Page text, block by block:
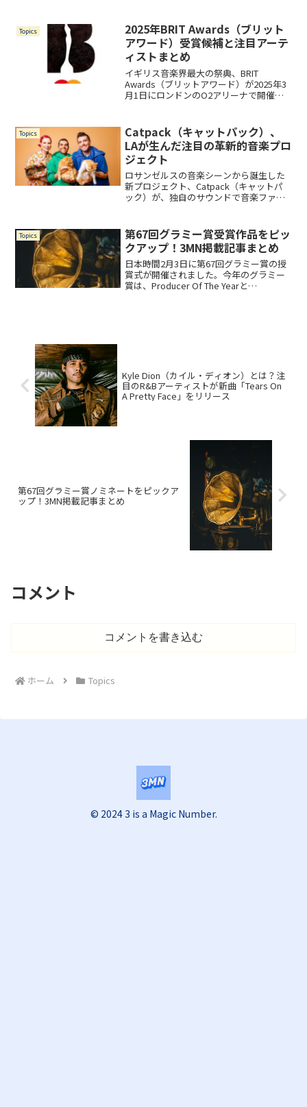
位にランクインし、キ...
Topics
2025年BRIT Awards（ブリット
アワード）受賞候補と注目アーテ
ィストまとめ
イギリス音楽界最大の祭典、BRIT
Awards（ブリットアワード）が2025年3
月1日にロンドンのO2アリーナで開催さ
のJack Whitehall（ジャック・ホワイ...
Topics
Catpack（キャットパック）、
LAが生んだ注目の革新的音楽プロ
ジェクト
ロサンゼルスの音楽シーンから誕生した
新プロジェクト、Catpack（キャットパ
ック）が、独自のサウンドで音楽ファン
心とした、革新的なトリオの魅力と...
Topics
第67回グラミー賞受賞作品をピッ
クアップ！3MN掲載記事まとめ
日本時間2月3日に第67回グラミー賞の授
賞式が開催されました。今年のグラミー
賞は、Producer Of The Yearと
Kyle Dion（カイル・ディオン）とは？注
目のR&Bアーティストが新曲「Tears On
A Pretty Face」をリリース
第67回グラミー賞ノミネートをピックア
ップ！3MN掲載記事まとめ
コメント
コメントを書き込む
ホーム Topics
© 2024 3 is a Magic Number.